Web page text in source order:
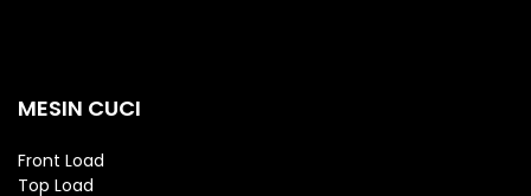
MESIN CUCI
Front Load
Top Load